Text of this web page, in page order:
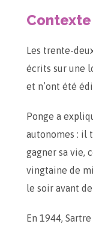
Contexte
Les trente-
écrits sur une
et n’ont été
Ponge a
autonomes : il
gagner sa vie,
vingtaine de
le soir avant
En 1944,